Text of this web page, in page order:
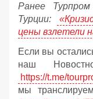
Ранее
Турции:
цены взлетели
Если вы
наш
https://t.me/
мы